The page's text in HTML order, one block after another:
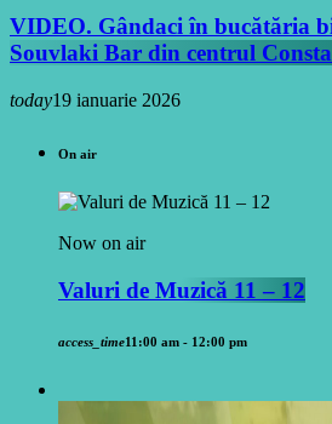
VIDEO. Gândaci în bucătăria
Souvlaki Bar din centrul
today19 ianuarie 2026
On air
Now on air
Valuri de Muzică 11 – 12
access_time11:00 am - 12:00 pm